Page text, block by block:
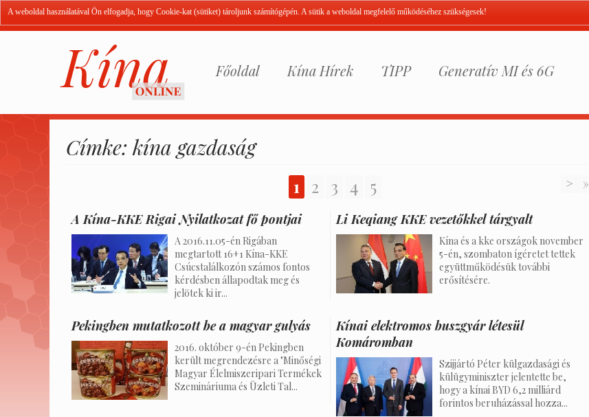
A weboldal használatával Ön elfogadja, hogy Cookie-kat (sütiket) tároljunk számítógépén. A sütik a weboldal megfelelő működéséhez szükségesek!
Főoldal Kína Hírek TIPP Generatív MI és 6G
Címke: kína gazdaság
1 2 3 4 5 > »
A Kína-KKE Rigai Nyilatkozat fő pontjai
A 2016.11.05-én Rigában
megtartott 16+1 Kína-KKE
Csúcstalálkozón számos fontos
kérdésben állapodtak meg és
jelötek ki ir...
Li Keqiang KKE vezetőkkel tárgyalt
Kína és a kke országok november
5-én, szombaton ígéretet tettek
együttműködésük további
erősítésére.
Pekingben mutatkozott be a magyar gulyás
2016. október 9-én Pekingben
került megrendezésre a "Minőségi
Magyar Élelmiszeripari Termékek
Szemináriuma és Üzleti Tal...
Kínai elektromos buszgyár létesül
Komáromban
Szijjártó Péter külgazdasági és
külügyminiszter jelentette be,
hogy a kínai BYD 6,2 milliárd
forintos beruházással hozza...